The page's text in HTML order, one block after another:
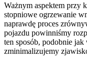
Ważnym aspektem przy
stopniowe ogrzewanie
naprawdę proces
pojazdu powinniśmy
ten sposób, podobnie
zminimalizujemy